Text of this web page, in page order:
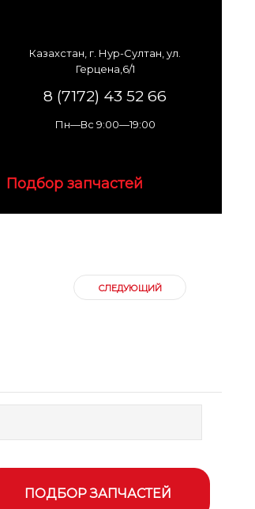
Казахстан, г. Нур-Султан, ул.
Герцена,6/1
8 (7172) 43 52 66
Пн—Вс 9:00—19:00
Подбор запчастей
СЛЕДУЮЩИЙ
ПОДБОР ЗАПЧАСТЕЙ